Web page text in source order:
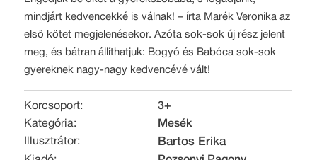
mindjárt kedvencekké is válnak! – írta Marék Veronika az
első kötet megjelenésekor. Azóta sok-sok új rész jelent
meg, és bátran állíthatjuk: Bogyó és Babóca sok-sok
gyereknek nagy-nagy kedvencévé vált!
Korcsoport:
3+
Kategória:
Mesék
Illusztrátor:
Bartos Erika